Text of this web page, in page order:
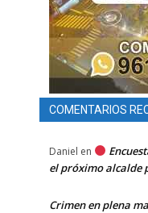
COMENTARIOS
Daniel en
el próximo alcalde
Crimen en plena